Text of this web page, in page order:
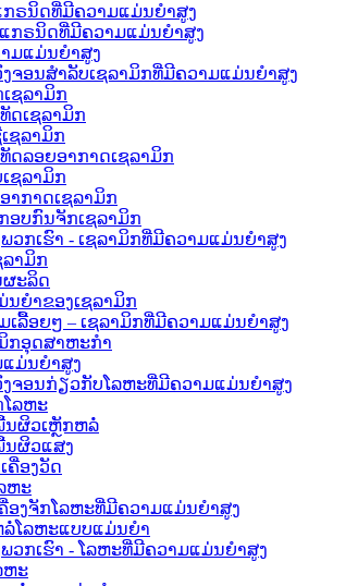
ກຣນິດທີ່ມີຄວາມແມ່ນຍໍາສູງ
ກຣນິດທີ່ມີຄວາມແມ່ນຍໍາສູງ
ມແມ່ນຍໍາສູງ
ຈອນສຳລັບເຊລາມິກທີ່ມີຄວາມແມ່ນຍໍາສູງ
ຊລາມິກ
ດເຊລາມິກ
ຊລາມິກ
ດລອຍອາກາດເຊລາມິກ
ຊລາມິກ
າກາດເຊລາມິກ
ອບກົນຈັກເຊລາມິກ
ວກເຮົາ - ເຊລາມິກທີ່ມີຄວາມແມ່ນຍໍາສູງ
ລາມິກ
ຜະລິດ
ນຍຳຂອງເຊລາມິກ
ເລື້ອຍໆ – ເຊລາມິກທີ່ມີຄວາມແມ່ນຍຳສູງ
ມິກອຸດສາຫະກຳ
ມ່ນຍໍາສູງ
ຈອນກ່ຽວກັບໂລຫະທີ່ມີຄວາມແມ່ນຍໍາສູງ
ລຫະ
ນຜິວເຫຼັກຫລໍ່
ຜິວແສງ
ຄື່ອງວັດ
ຫະ
ອງຈັກໂລຫະທີ່ມີຄວາມແມ່ນຍໍາສູງ
ໂລຫະແບບແມ່ນຍໍາ
ວກເຮົາ - ໂລຫະທີ່ມີຄວາມແມ່ນຍໍາສູງ
ຫະ